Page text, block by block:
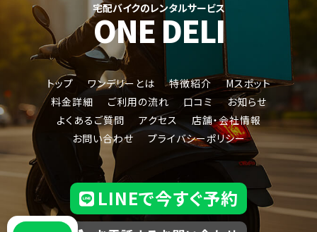
宅配バイクのレンタルサービス
ONE DELI
トップ ワンデリーとは 特徴紹介
Mスポット
料金詳細
ジャイロキャノピー
ご利用の流れ 口コミ
お知らせ
よくあるご質問
アクセス
店舗・会社情報
お問い合わせ
プライバシーポリシー
LINEで今すぐ予約